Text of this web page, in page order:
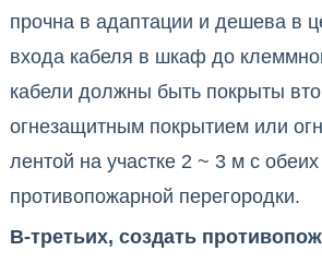
прочна в адаптации и дешева в
входа кабеля в шкаф до
кабели должны быть покрыты
огнезащитным покрытием или
лентой на участке 2 ~ 3 м с обеих
противопожарной перегородки.
В-третьих, создать